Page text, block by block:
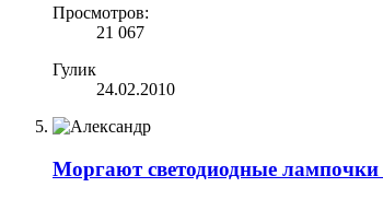
Просмотров:
21 067
Гулик
24.02.2010
Моргают светодиодные